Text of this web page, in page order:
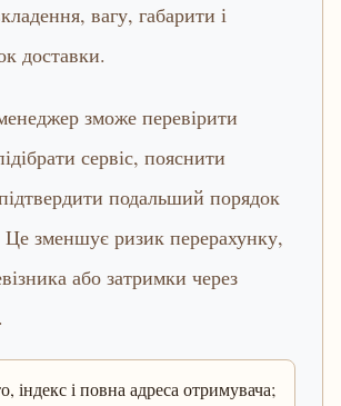
вагу, габарити і
доставки.
зможе перевірити
сервіс, пояснити
подальший порядок
зменшує ризик перерахунку,
або затримки через
індекс і повна адреса отримувача;